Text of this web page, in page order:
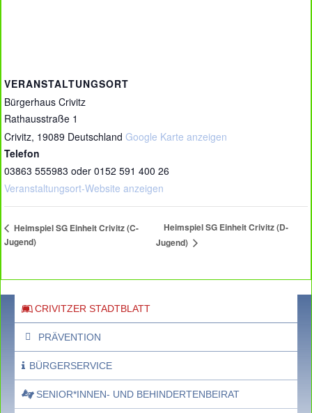
VERANSTALTUNGSORT
Bürgerhaus Crivitz
Rathausstraße 1
Crivitz, 19089 Deutschland Google Karte anzeigen
Telefon
03863 555983 oder 0152 591 400 26
Veranstaltungsort-Website anzeigen
Heimspiel SG Einheit Crivitz (C-
Jugend)
Heimspiel SG Einheit Crivitz (D-
Jugend)
CRIVITZER STADTBLATT
PRÄVENTION
BÜRGERSERVICE
SENIOR*INNEN- UND BEHINDERTENBEIRAT